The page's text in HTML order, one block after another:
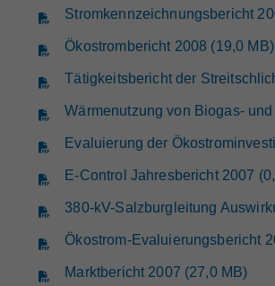
Stromkennzeichnungsbericht
Ökostrombericht 2008 (19,0 MB)
Tätigkeitsbericht der
Wärmenutzung von Biogas-
Evaluierung der
E-Control Jahresbericht 2007
380-kV-Salzburgleitung
Ökostrom-Evaluierungsbericht
Marktbericht 2007 (27,0 MB)